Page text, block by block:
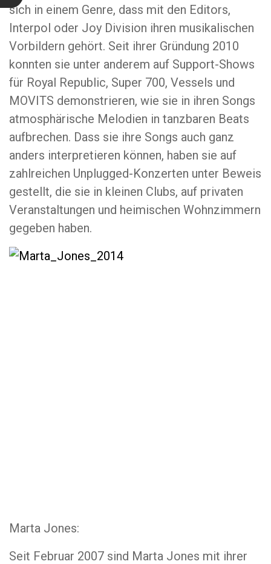
sich in einem Genre, dass mit den Editors,
Interpol oder Joy Division ihren musikalischen
Vorbildern gehört. Seit ihrer Gründung 2010
konnten sie unter anderem auf Support-Shows
für Royal Republic, Super 700, Vessels und
MOVITS demonstrieren, wie sie in ihren Songs
atmosphärische Melodien in tanzbaren Beats
aufbrechen. Dass sie ihre Songs auch ganz
anders interpretieren können, haben sie auf
zahlreichen Unplugged-Konzerten unter Beweis
gestellt, die sie in kleinen Clubs, auf privaten
Veranstaltungen und heimischen Wohnzimmern
gegeben haben.
Marta Jones:
Seit Februar 2007 sind Marta Jones mit ihrer